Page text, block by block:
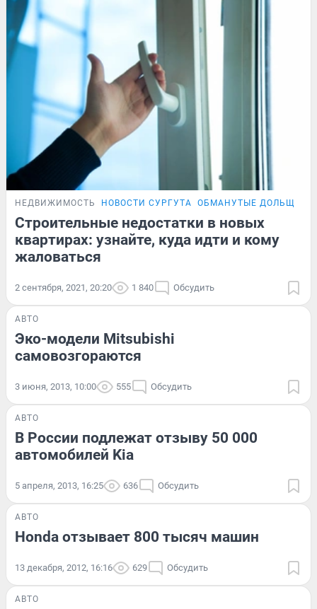
НЕДВИЖИМОСТЬ НОВОСТИ СУРГУТА ОБМАНУТЫЕ ДОЛЬЩИКИ
Строительные недостатки в новых
квартирах: узнайте, куда идти и кому
жаловаться
2 сентября, 2021, 20:20 1 840 Обсудить
АВТО
Эко-модели Mitsubishi
самовозгораются
3 июня, 2013, 10:00 555 Обсудить
АВТО
В России подлежат отзыву 50 000
автомобилей Kia
5 апреля, 2013, 16:25 636 Обсудить
АВТО
Honda отзывает 800 тысяч машин
13 декабря, 2012, 16:16 629 Обсудить
АВТО